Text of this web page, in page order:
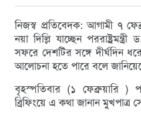
নিজস্ব প্রতিবেদক: আগামী ৭
নয়া দিল্লি যাচ্ছেন
সফরে দেশ‌টির স‌ঙ্গে দীর্ঘদিন
আলোচনা হতে পারে বলে জানিয়েছে
বৃহস্পতিবার (১ ফেব্রুয়ারি )
ব্রিফিং‌য়ে এ কথা জানান মুখপাত্র